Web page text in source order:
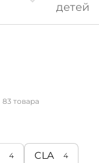
детей
83 товара
4 CLA 4